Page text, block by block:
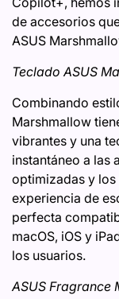
de accesorios
ASUS
Teclado ASUS
Combinando
Marshmallow
vibrantes y una
instantáneo a las
optimizadas y los
experiencia de
perfecta
macOS, iOS y
los usuarios.
ASUS Fragrance